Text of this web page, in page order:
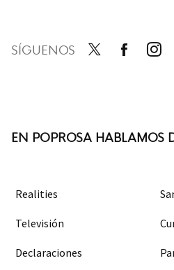
SÍGUENOS
EN POPROSA HABLAMOS
Realities
Televisión
Declaraciones